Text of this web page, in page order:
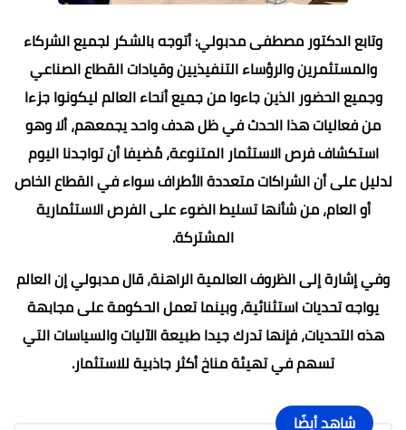
وتابع الدكتور مصطفى مدبولي: أتوجه بالشكر لجميع الشركاء
والمستثمرين والرؤساء التنفيذيين وقيادات القطاع الصناعي
وجميع الحضور الذين جاءوا من جميع أنحاء العالم ليكونوا جزءا
من فعاليات هذا الحدث في ظل هدف واحد يجمعهم، ألا وهو
استكشاف فرص الاستثمار المتنوعة، مُضيفا أن تواجدنا اليوم
لدليل على أن الشراكات متعددة الأطراف سواء في القطاع الخاص
أو العام، من شأنها تسليط الضوء على الفرص الاستثمارية
المشتركة.
وفي إشارة إلى الظروف العالمية الراهنة، قال مدبولي إن العالم
يواجه تحديات استثنائية، وبينما تعمل الحكومة على مجابهة
هذه التحديات، فإنها تدرك جيدا طبيعة الآليات والسياسات التي
تسهم في تهيئة مناخ أكثر جاذبية للاستثمار.
شاهد أيضًا